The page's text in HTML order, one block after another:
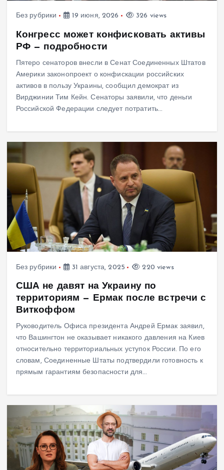
Без рубрики 19 июня, 2026 326 views
Конгресс может конфисковать активы
РФ — подробности
Пятеро сенаторов внесли в Сенат Соединенных Штатов
Америки законопроект о конфискации российских
активов в пользу Украины, сообщил демократ из
Вирджинии Тим Кейн. Сенаторы заявили, что деньги
Российской Федерации следует потратить…
Без рубрики 31 августа, 2025 220 views
США не давят на Украину по
территориям — Ермак после встречи с
Виткоффом
Руководитель Офиса президента Андрей Ермак заявил,
что Вашингтон не оказывает никакого давления на Киев
относительно территориальных уступок России. По его
словам, Соединенные Штаты подтвердили готовность к
прямым гарантиям безопасности для…